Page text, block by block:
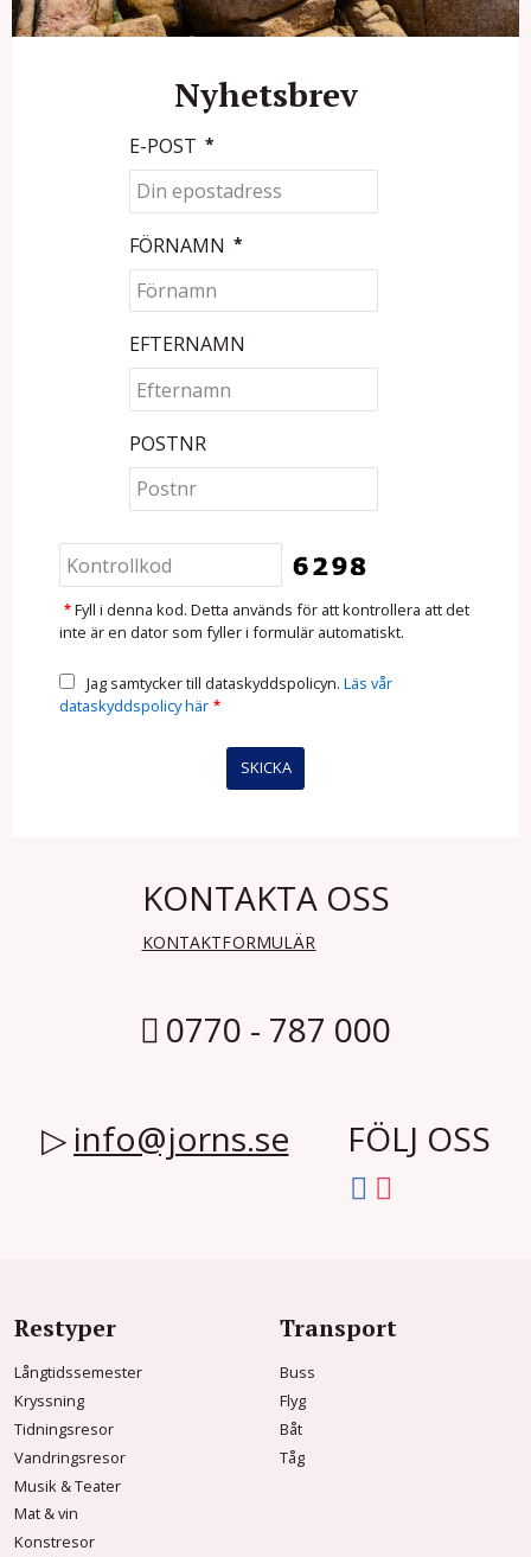
Nyhetsbrev
E-POST *
FÖRNAMN *
EFTERNAMN
POSTNR
* Fyll i denna kod. Detta används för att kontrollera att det
inte är en dator som fyller i formulär automatiskt.
Jag samtycker till dataskyddspolicyn. Läs vår
dataskyddspolicy här *
KONTAKTA OSS
KONTAKTFORMULÄR
0770 - 787 000
info@jorns.se FÖLJ OSS
Restyper
Långtidssemester
Kryssning
Tidningsresor
Vandringsresor
Musik & Teater
Mat & vin
Konstresor
Transport
Buss
Flyg
Båt
Tåg